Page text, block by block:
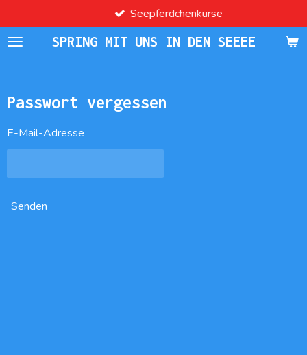
Hauptinhalt
springenSPRING MIT UNS IN DEN SEEEE
Seepferdchenkurse
Passwort vergessen
E-Mail-Adresse
Senden